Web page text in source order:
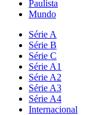
Paulista
Mundo
Série A
Série B
Série C
Série A1
Série A2
Série A3
Série A4
Internacional